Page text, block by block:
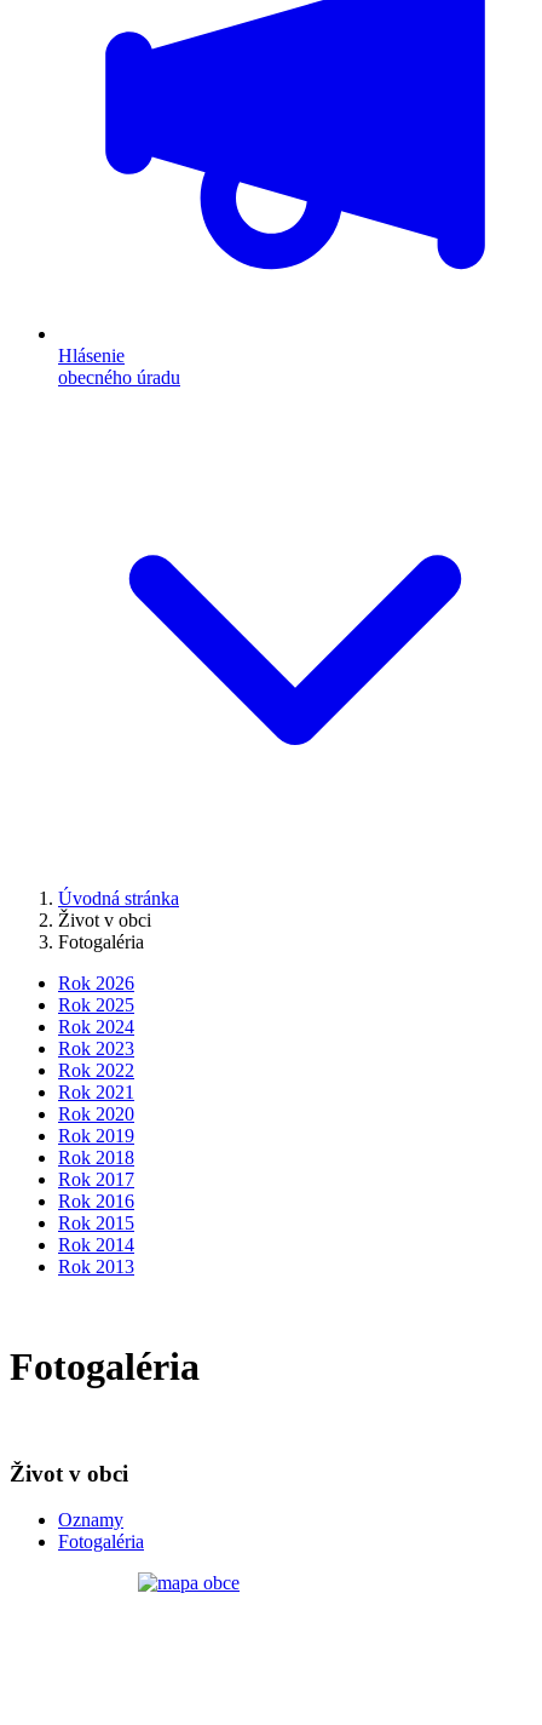
Hlásenie
obecného úradu
Úvodná stránka
Život v obci
Fotogaléria
Rok 2026
Rok 2025
Rok 2024
Rok 2023
Rok 2022
Rok 2021
Rok 2020
Rok 2019
Rok 2018
Rok 2017
Rok 2016
Rok 2015
Rok 2014
Rok 2013
Fotogaléria
Život v obci
Oznamy
Fotogaléria